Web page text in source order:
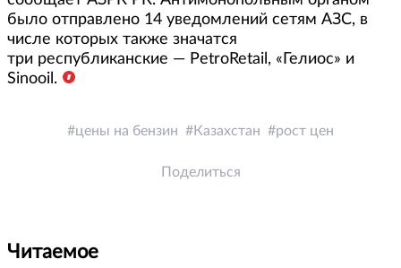
было отправлено 14 уведомлений сетям АЗС, в
числе которых также значатся
три республиканские — PetroRetail, «Гелиос» и
Sinooil.
цены на бензин Казахстан рост цен
Поделиться
Читаемое